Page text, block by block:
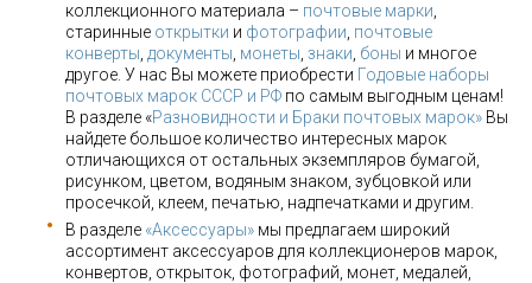
коллекционного материала – почтовые марки
старинные открытки и фотографии почтовые
конверты документы монеты знаки боны и многое
другое. У нас Вы можете приобрести Годовые наборы
почтовых марок СССР и РФ по самым выгодным ценам!
В разделе «Разновидности и Браки почтовых марок» Вы
найдете большое количество интересных марок
отличающихся от остальных экземпляров бумагой,
рисунком, цветом, водяным знаком, зубцовкой или
просечкой, клеем, печатью, надпечатками и другим.
В разделе «Аксессуары» мы предлагаем широкий
ассортимент аксессуаров для коллекционеров марок,
конвертов, открыток, фотографий, монет, медалей,